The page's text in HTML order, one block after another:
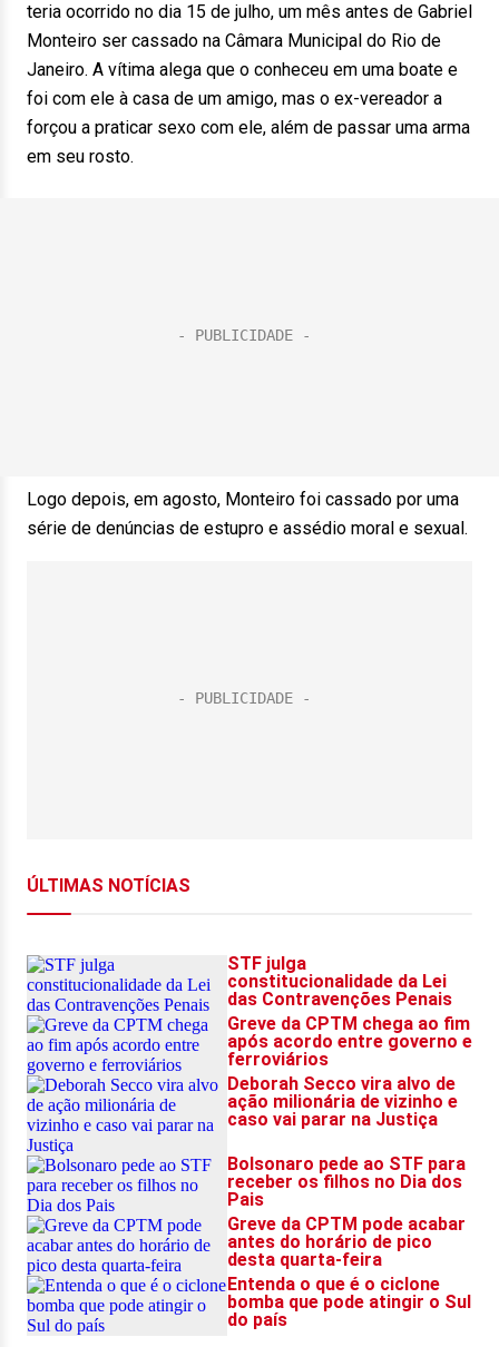
teria ocorrido no dia 15 de julho, um mês antes de Gabriel
Monteiro ser cassado na Câmara Municipal do Rio de
Janeiro. A vítima alega que o conheceu em uma boate e
foi com ele à casa de um amigo, mas o ex-vereador a
forçou a praticar sexo com ele, além de passar uma arma
em seu rosto.
Logo depois, em agosto, Monteiro foi cassado por uma
série de denúncias de estupro e assédio moral e sexual.